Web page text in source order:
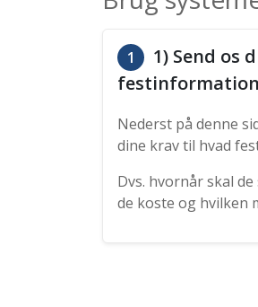
1
1) Send os
Nederst på denne
dine krav til hvad
Dvs. hvornår skal
de koste og hvilken